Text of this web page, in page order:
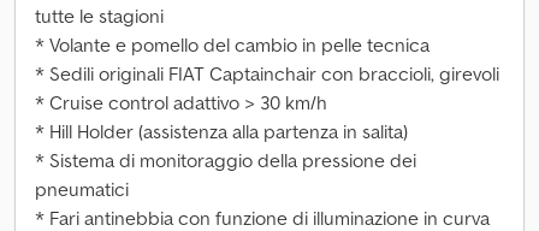
tutte le stagioni
* Volante e pomello del cambio in pelle tecnica
* Sedili originali FIAT Captainchair con braccioli, girevoli
* Cruise control adattivo > 30 km/h
* Hill Holder (assistenza alla partenza in salita)
* Sistema di monitoraggio della pressione dei
pneumatici
* Fari antinebbia con funzione di illuminazione in curva